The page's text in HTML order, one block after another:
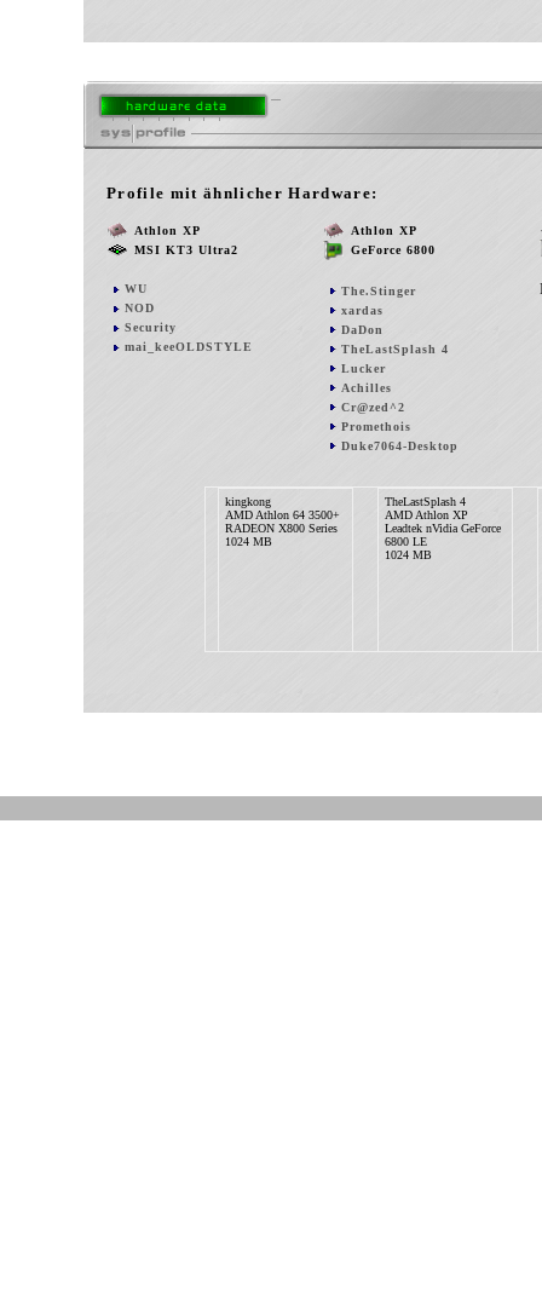
Profile mit ähnlicher Hardware:
Athlon XP
MSI KT3 Ultra2
WU
NOD
Security
mai_keeOLDSTYLE
Athlon XP
GeForce 6800
The.Stinger
xardas
DaDon
TheLastSplash 4
Lucker
Achilles
Cr@zed^2
Promethois
Duke7064-Desktop
kingkong
AMD Athlon 64 3500+
RADEON X800 Series
1024 MB
TheLastSplash 4
AMD Athlon XP
Leadtek nVidia GeForce
6800 LE
1024 MB